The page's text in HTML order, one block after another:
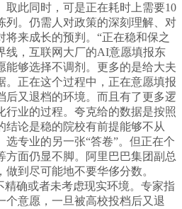
取此同时，可是正在耗时上需要10
列。仍需人对政策的深刻理解、对
将来成长的预判。“正在稳和保之
线，互联网大厂的AI意愿填报东
能够选择不调剂。更多的是给大夫
。正在这个过程中，正在意愿填报
后又退档的环境。而且有了更多逻
行业的过程。夸克给的数据是按照
结论是稳的院校有前提能够不从
专业的另一张“答卷”。但正在个
方面仍显不脚。阿里巴巴集团副总
到尽可能地不要华侈分数。
精确或者未考虑现实环境。专家指
个意愿，一旦被高校投档后又退